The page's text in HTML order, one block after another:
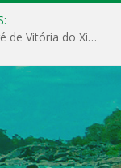
4º Torneio de Pesca Esportiva do Tucunaré de Vitória do Xingu